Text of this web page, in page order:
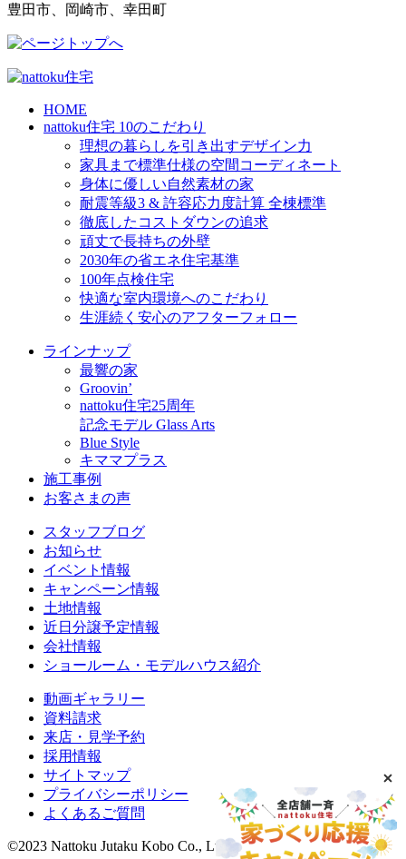
豊田市、岡崎市、幸田町
HOME
nattoku住宅 10のこだわり
理想の暮らしを引き出すデザイン力
家具まで標準仕様の空間コーディネート
身体に優しい自然素材の家
耐震等級3 & 許容応力度計算 全棟標準
徹底したコストダウンの追求
頑丈で長持ちの外壁
2030年の省エネ住宅基準
100年点検住宅
快適な室内環境へのこだわり
生涯続く安心のアフターフォロー
ラインナップ
最響の家
Groovin’
nattoku住宅25周年
記念モデル Glass Arts
Blue Style
キママプラス
施工事例
お客さまの声
スタッフブログ
お知らせ
イベント情報
キャンペーン情報
土地情報
近日分譲予定情報
会社情報
ショールーム・モデルハウス紹介
動画ギャラリー
資料請求
来店・見学予約
採用情報
サイトマップ
プライバシーポリシー
よくあるご質問
©2023 Nattoku Jutaku Kobo Co., Ltd.